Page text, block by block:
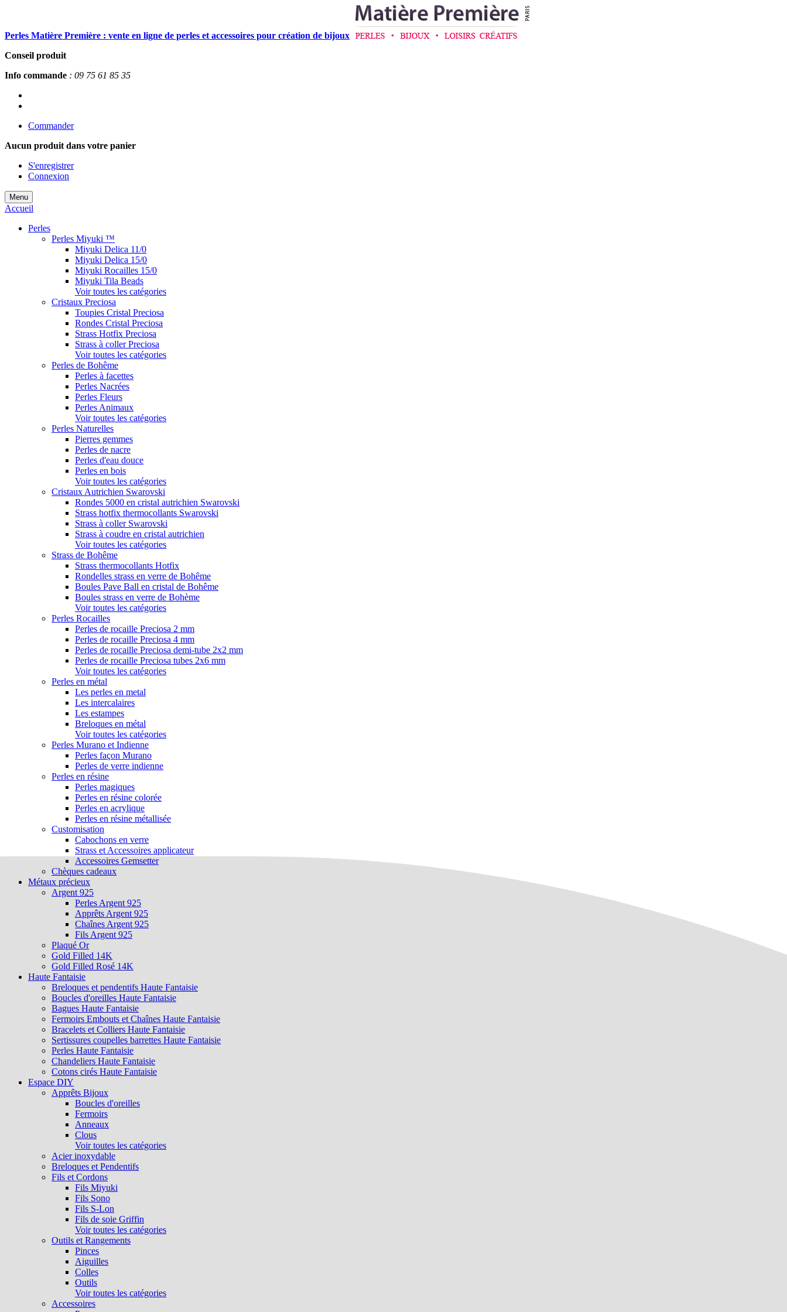
Perles Matière Première : vente en ligne de perles et accessoires pour création de bijoux
Conseil produit
Info commande : 09 75 61 85 35
Commander
Aucun produit dans votre panier
S'enregistrer
Connexion
Menu
Accueil
Perles
Perles Miyuki ™
Miyuki Delica 11/0
Miyuki Delica 15/0
Miyuki Rocailles 15/0
Miyuki Tila Beads
Voir toutes les catégories
Cristaux Preciosa
Toupies Cristal Preciosa
Rondes Cristal Preciosa
Strass Hotfix Preciosa
Strass à coller Preciosa
Voir toutes les catégories
Perles de Bohême
Perles à facettes
Perles Nacrées
Perles Fleurs
Perles Animaux
Voir toutes les catégories
Perles Naturelles
Pierres gemmes
Perles de nacre
Perles d'eau douce
Perles en bois
Voir toutes les catégories
Cristaux Autrichien Swarovski
Rondes 5000 en cristal autrichien Swarovski
Strass hotfix thermocollants Swarovski
Strass à coller Swarovski
Strass à coudre en cristal autrichien
Voir toutes les catégories
Strass de Bohême
Strass thermocollants Hotfix
Rondelles strass en verre de Bohême
Boules Pave Ball en cristal de Bohême
Boules strass en verre de Bohème
Voir toutes les catégories
Perles Rocailles
Perles de rocaille Preciosa 2 mm
Perles de rocaille Preciosa 4 mm
Perles de rocaille Preciosa demi-tube 2x2 mm
Perles de rocaille Preciosa tubes 2x6 mm
Voir toutes les catégories
Perles en métal
Les perles en metal
Les intercalaires
Les estampes
Breloques en métal
Voir toutes les catégories
Perles Murano et Indienne
Perles façon Murano
Perles de verre indienne
Perles en résine
Perles magiques
Perles en résine colorée
Perles en acrylique
Perles en résine métallisée
Customisation
Cabochons en verre
Strass et Accessoires applicateur
Accessoires Gemsetter
Chèques cadeaux
Métaux précieux
Argent 925
Perles Argent 925
Apprêts Argent 925
Chaînes Argent 925
Fils Argent 925
Plaqué Or
Gold Filled 14K
Gold Filled Rosé 14K
Haute Fantaisie
Breloques et pendentifs Haute Fantaisie
Boucles d'oreilles Haute Fantaisie
Bagues Haute Fantaisie
Fermoirs Embouts et Chaînes Haute Fantaisie
Bracelets et Colliers Haute Fantaisie
Sertissures coupelles barrettes Haute Fantaisie
Perles Haute Fantaisie
Chandeliers Haute Fantaisie
Cotons cirés Haute Fantaisie
Espace DIY
Apprêts Bijoux
Boucles d'oreilles
Fermoirs
Anneaux
Clous
Voir toutes les catégories
Acier inoxydable
Breloques et Pendentifs
Fils et Cordons
Fils Miyuki
Fils Sono
Fils S-Lon
Fils de soie Griffin
Voir toutes les catégories
Outils et Rangements
Pinces
Aiguilles
Colles
Outils
Voir toutes les catégories
Accessoires